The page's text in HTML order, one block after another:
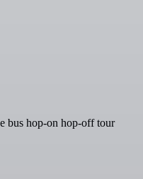
bus hop-on hop-off tour